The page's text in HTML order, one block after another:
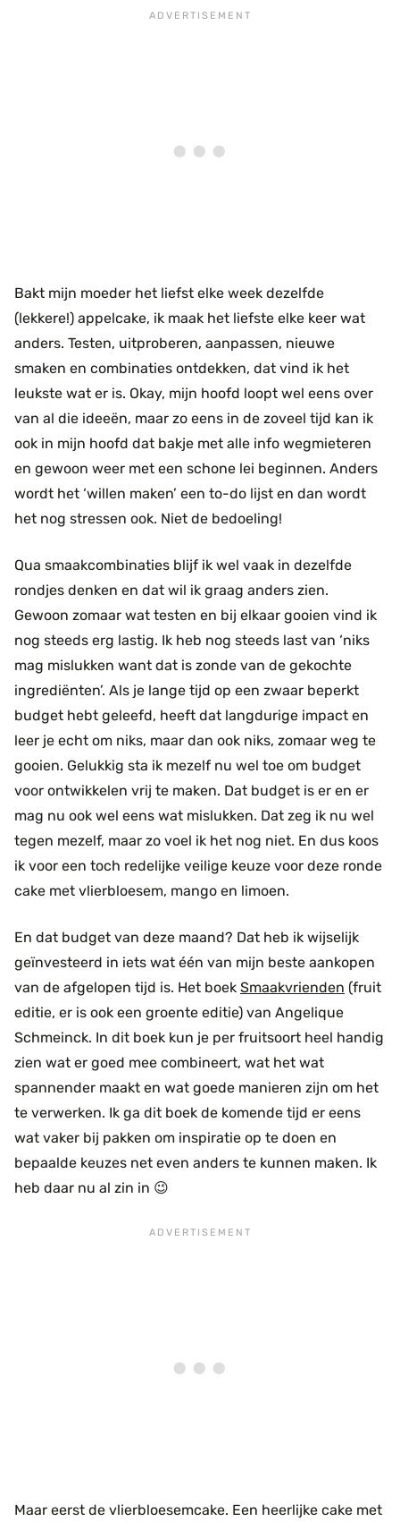
Bakt mijn moeder het liefst elke week dezelfde
(lekkere!) appelcake, ik maak het liefste elke keer wat
anders. Testen, uitproberen, aanpassen, nieuwe
smaken en combinaties ontdekken, dat vind ik het
leukste wat er is. Okay, mijn hoofd loopt wel eens over
van al die ideeën, maar zo eens in de zoveel tijd kan ik
ook in mijn hoofd dat bakje met alle info wegmieteren
en gewoon weer met een schone lei beginnen. Anders
wordt het ‘willen maken’ een to-do lijst en dan wordt
het nog stressen ook. Niet de bedoeling!
Qua smaakcombinaties blijf ik wel vaak in dezelfde
rondjes denken en dat wil ik graag anders zien.
Gewoon zomaar wat testen en bij elkaar gooien vind ik
nog steeds erg lastig. Ik heb nog steeds last van ‘niks
mag mislukken want dat is zonde van de gekochte
ingrediënten’. Als je lange tijd op een zwaar beperkt
budget hebt geleefd, heeft dat langdurige impact en
leer je echt om niks, maar dan ook niks, zomaar weg te
gooien. Gelukkig sta ik mezelf nu wel toe om budget
voor ontwikkelen vrij te maken. Dat budget is er en er
mag nu ook wel eens wat mislukken. Dat zeg ik nu wel
tegen mezelf, maar zo voel ik het nog niet. En dus koos
ik voor een toch redelijke veilige keuze voor deze ronde
cake met vlierbloesem, mango en limoen.
En dat budget van deze maand? Dat heb ik wijselijk
geïnvesteerd in iets wat één van mijn beste aankopen
van de afgelopen tijd is. Het boek Smaakvrienden (fruit
editie, er is ook een groente editie) van Angelique
Schmeinck. In dit boek kun je per fruitsoort heel handig
zien wat er goed mee combineert, wat het wat
spannender maakt en wat goede manieren zijn om het
te verwerken. Ik ga dit boek de komende tijd er eens
wat vaker bij pakken om inspiratie op te doen en
bepaalde keuzes net even anders te kunnen maken. Ik
heb daar nu al zin in 😉
Maar eerst de vlierbloesemcake. Een heerlijke cake met